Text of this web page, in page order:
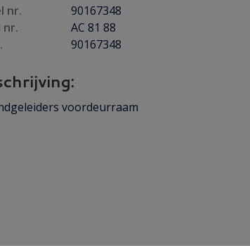
nr.
90167348
nr.
AC 81 88
90167348
voordeurraam